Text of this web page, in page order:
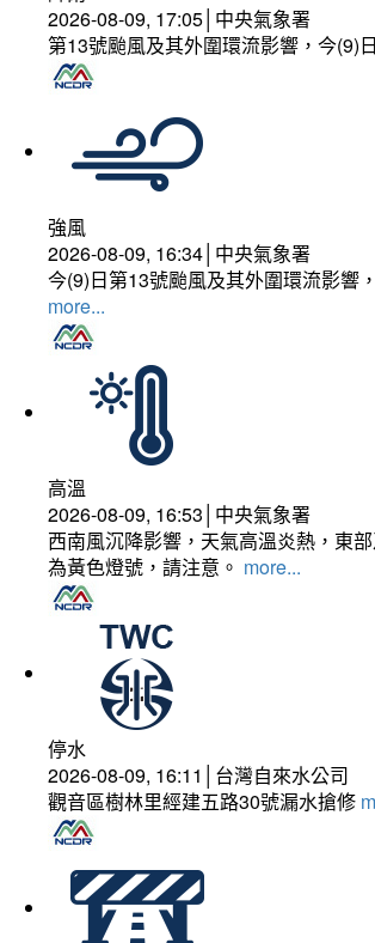
2026-08-09, 17:05│中央氣象署
第13號颱風及其外圍環流影響，今(9)
強風
2026-08-09, 16:34│中央氣象署
今(9)日第13號颱風及其外圍環流影響
more...
高溫
2026-08-09, 16:53│中央氣象署
西南風沉降影響，天氣高溫炎熱，東
為黃色燈號，請注意。 more...
停水
2026-08-09, 16:11│台灣自來水公司
觀音區樹林里經建五路30號漏水搶修